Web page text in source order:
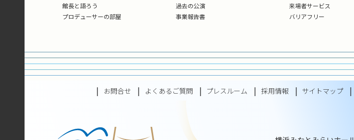
館長と語ろう
プロデューサーの部屋
過去の公演
事業報告書
来場者サービス
バリアフリー
お問合せ よくあるご質問 プレスルーム 採用情報 サイトマップ